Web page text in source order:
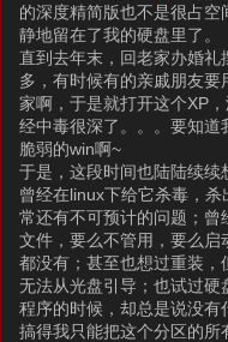
的深度精简版也不是很占
静地留在了我的硬盘里了。
直到去年末，回老家办婚
多，有时候有的亲戚朋友
家啊，于是就打开这个XP
经中毒很深了。。。要知道
脆弱的win啊~
于是，这段时间也陆陆续续
曾经在linux下给它杀毒，
常还有不可预计的问题；
文件，要么不管用，要么
都没有；甚至也想过重装，
无法从光盘引导；也试过硬
程序的时候，却总是说没有
搞得我只能把这个分区的